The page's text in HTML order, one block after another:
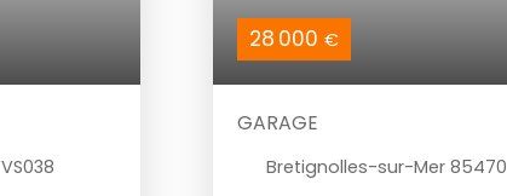
VS038
28 000 €
GARAGE
Bretignolles-sur-Mer 85470